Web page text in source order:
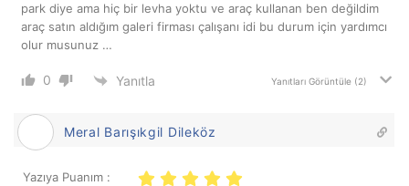
park diye ama hiç bir levha yoktu ve araç kullanan ben değildim
araç satın aldığım galeri firması çalışanı idi bu durum için yardımcı
olur musunuz …
0 Yanıtla Yanıtları Görüntüle (2)
Meral Barışıkgil Dileköz
Yazıya Puanım :